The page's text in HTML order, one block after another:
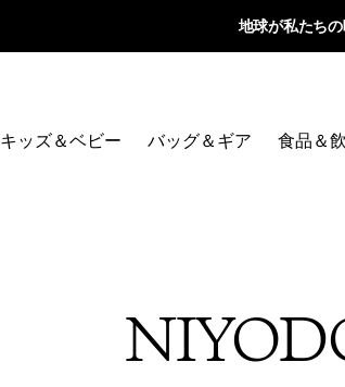
地球が私たち
キッズ＆ベビー バッグ＆ギア 食品＆